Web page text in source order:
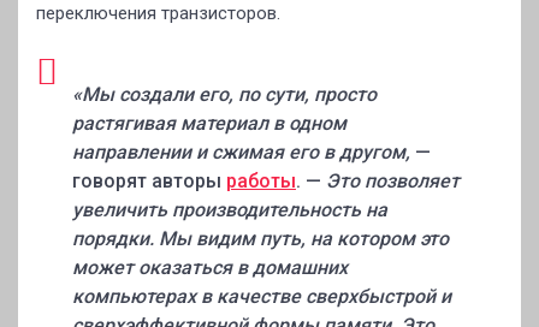
переключения транзисторов.
«Мы создали его, по сути, просто
растягивая материал в одном
направлении и сжимая его в другом, —
говорят авторы работы. — Это позволяет
увеличить производительность на
порядки. Мы видим путь, на котором это
может оказаться в домашних
компьютерах в качестве сверхбыстрой и